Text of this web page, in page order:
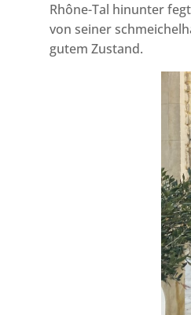
Rhône-Tal hinunter
von seiner
gutem Zustand.